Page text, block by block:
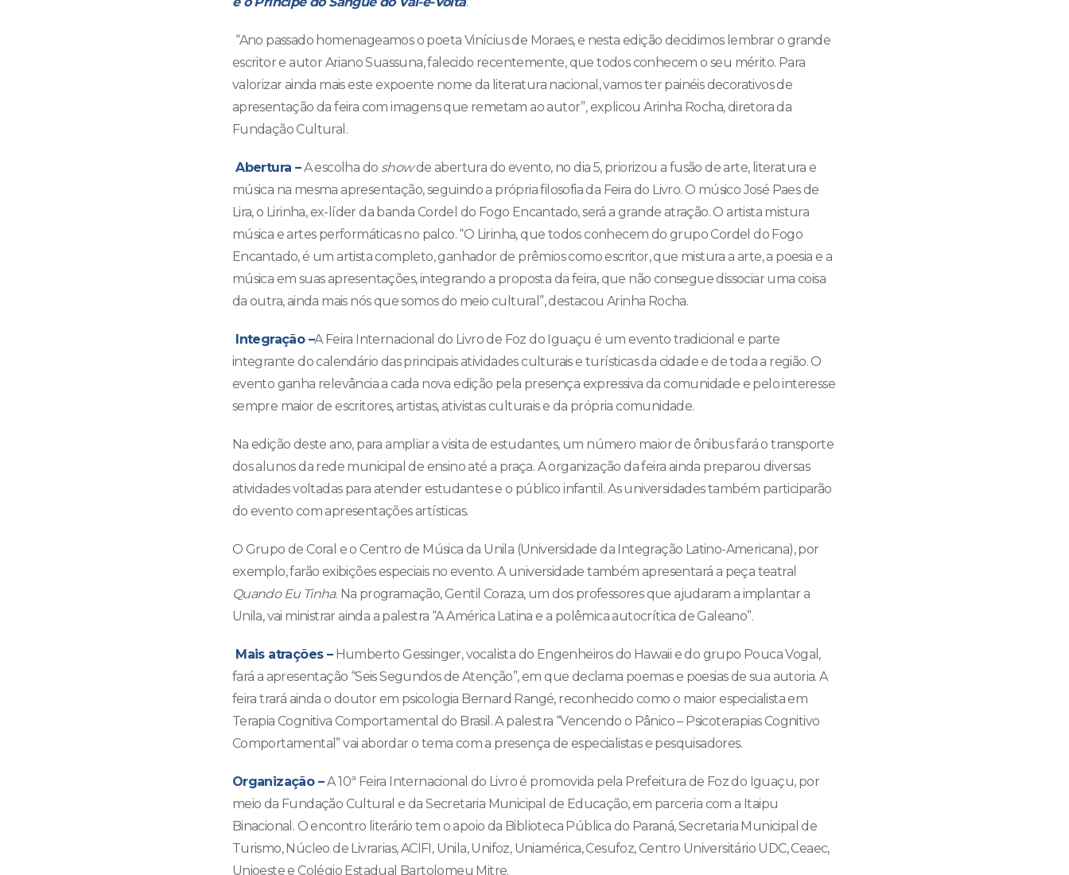
“Ano passado homenageamos o poeta Vinícius de Moraes, e nesta edição decidimos lembrar o grande
escritor e autor Ariano Suassuna, falecido recentemente, que todos conhecem o seu mérito. Para
valorizar ainda mais este expoente nome da literatura nacional, vamos ter painéis decorativos de
apresentação da feira com imagens que remetam ao autor”, explicou Arinha Rocha, diretora da
Fundação Cultural.
Abertura –A escolha do showde abertura do evento, no dia 5, priorizou a fusão de arte, literatura e
música na mesma apresentação, seguindo a própria filosofia da Feira do Livro. O músico José Paes de
Lira, o Lirinha, ex-líder da banda Cordel do Fogo Encantado, será a grande atração. O artista mistura
música e artes performáticas no palco. “O Lirinha, que todos conhecem do grupo Cordel do Fogo
Encantado, é um artista completo, ganhador de prêmios como escritor, que mistura a arte, a poesia e a
música em suas apresentações, integrando a proposta da feira, que não consegue dissociar uma coisa
da outra, ainda mais nós que somos do meio cultural”, destacou Arinha Rocha.
Integração –A Feira Internacional do Livro de Foz do Iguaçu é um evento tradicional e parte
integrante do calendário das principais atividades culturais e turísticas da cidade e de toda a região. O
evento ganha relevância a cada nova edição pela presença expressiva da comunidade e pelo interesse
sempre maior de escritores, artistas, ativistas culturais e da própria comunidade.
Na edição deste ano, para ampliar a visita de estudantes, um número maior de ônibus fará o transporte
dos alunos da rede municipal de ensino até a praça. A organização da feira ainda preparou diversas
atividades voltadas para atender estudantes e o público infantil. As universidades também participarão
do evento com apresentações artísticas.
O Grupo de Coral e o Centro de Música da Unila (Universidade da Integração Latino-Americana), por
exemplo, farão exibições especiais no evento. A universidade também apresentará a peça teatral
Quando Eu Tinha. Na programação, Gentil Coraza, um dos professores que ajudaram a implantar a
Unila, vai ministrar ainda a palestra “A América Latina e a polêmica autocrítica de Galeano”.
Mais atrações –Humberto Gessinger, vocalista do Engenheiros do Hawaii e do grupo Pouca Vogal,
fará a apresentação “Seis Segundos de Atenção”, em que declama poemas e poesias de sua autoria. A
feira trará ainda o doutor em psicologia Bernard Rangé, reconhecido como o maior especialista em
Terapia Cognitiva Comportamental do Brasil. A palestra “Vencendo o Pânico – Psicoterapias Cognitivo
Comportamental” vai abordar o tema com a presença de especialistas e pesquisadores.
Organização –A 10ª Feira Internacional do Livro é promovida pela Prefeitura de Foz do Iguaçu, por
meio da Fundação Cultural e da Secretaria Municipal de Educação, em parceria com a Itaipu
Binacional. O encontro literário tem o apoio da Biblioteca Pública do Paraná, Secretaria Municipal de
Turismo, Núcleo de Livrarias, ACIFI, Unila, Unifoz, Uniamérica, Cesufoz, Centro Universitário UDC, Ceaec,
Unioeste e Colégio Estadual Bartolomeu Mitre.